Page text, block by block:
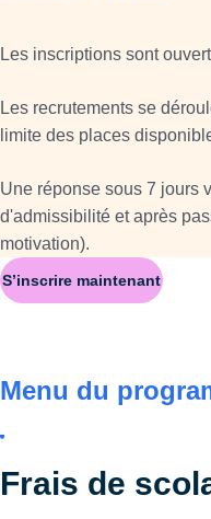
Les inscriptions sont
Les recrutements se
limite des places
Une réponse sous 7 jours
d'admissibilité et après
motivation).
S’inscrire maintenant
Menu du
Frais de